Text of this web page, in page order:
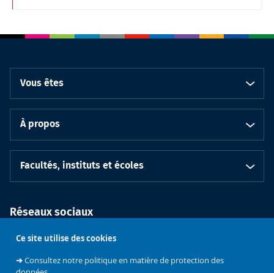
Ce site utilise des cookies
➜Consultez notre politique en matière de protection des
Vous êtes
À propos
Facultés, instituts et écoles
Réseaux sociaux